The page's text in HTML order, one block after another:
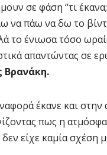
σε φάση “τι
να πάω να δω το
το ένιωσα τόσο
απαντώντας σε
Βρανάκη.
έκανε και
πως η
δεν είχε καμία σχέση